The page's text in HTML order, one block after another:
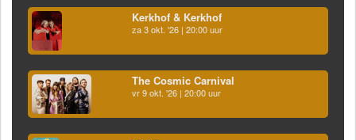
Kerkhof & Kerkhof
za 3 okt. '26 | 20:00 uur
The Cosmic Carnival
vr 9 okt. '26 | 20:00 uur